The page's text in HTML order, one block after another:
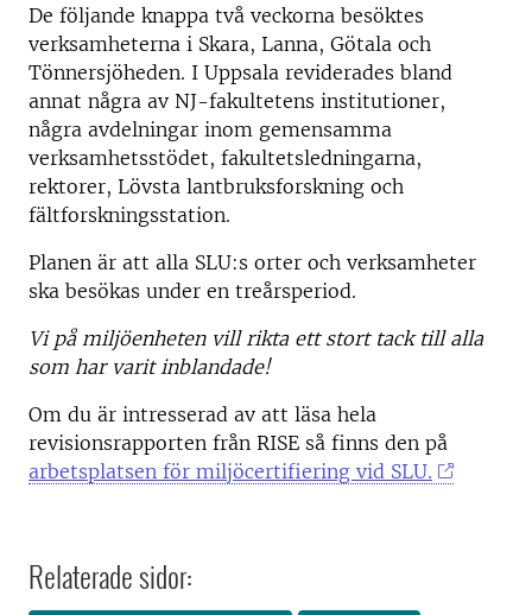
De följande knappa två veckorna besöktes
verksamheterna i Skara, Lanna, Götala och
Tönnersjöheden. I Uppsala reviderades bland
annat några av NJ-fakultetens institutioner,
några avdelningar inom gemensamma
verksamhetsstödet, fakultetsledningarna,
rektorer, Lövsta lantbruksforskning och
fältforskningsstation.
Planen är att alla SLU:s orter och verksamheter
ska besökas under en treårsperiod.
Vi på miljöenheten vill rikta ett stort tack till alla
som har varit inblandade!
Om du är intresserad av att läsa hela
revisionsrapporten från RISE så finns den på
arbetsplatsen för miljöcertifiering vid SLU.
Relaterade sidor: